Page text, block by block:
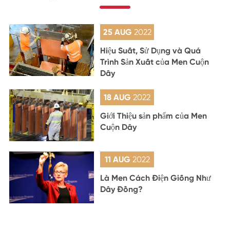
25 AUG 2022
Hiệu Suất, Sử Dụng và Quá
Trình Sản Xuất của Men Cuộn
Dây
18 AUG2022
Giới Thiệu sản phẩm của Men
Cuộn Dây
11 AUG 2022
Là Men Cách Điện Giống Như
Dây Đồng?